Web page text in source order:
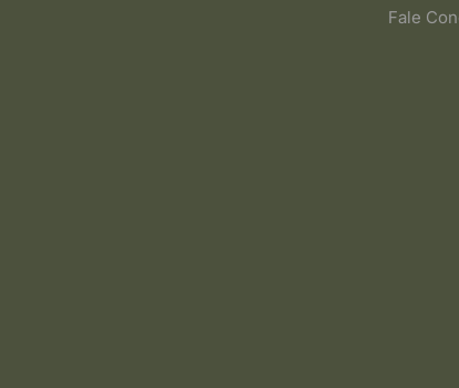
Fale